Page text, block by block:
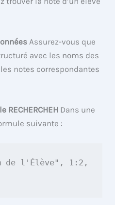
Assurez-vous que
avec les noms des
notes correspondantes
RECHERCHEH Dans une
suivante :
de l'Élève", 1:2,